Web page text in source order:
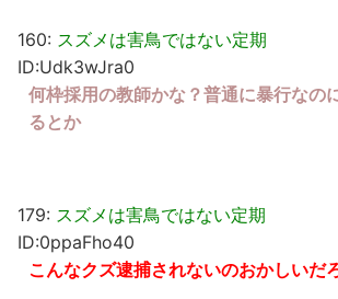
160: スズメは害鳥ではない定期
ID:Udk3wJra0
何枠採用の教師かな？普通に暴行なの
るとか
179: スズメは害鳥ではない定期
ID:0ppaFho40
こんなクズ逮捕されないのおかしいだ